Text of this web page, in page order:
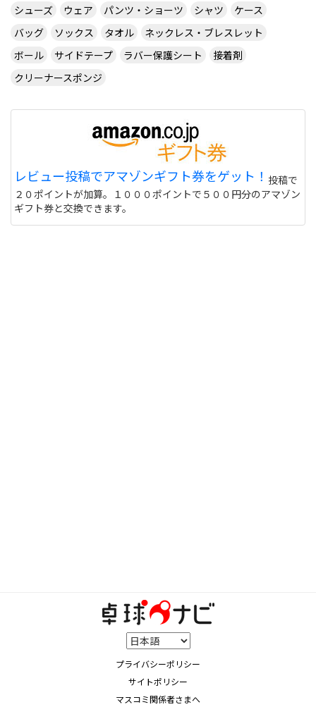
シューズ ウェア パンツ・ショーツ シャツ
ケース
バッグ
ソックス タオル
ネックレス・ブレスレット
ボール
サイドテープ ラバー保護シート
接着剤
クリーナースポンジ
レビュー投稿でアマゾンギフト券をゲット！ 投稿で
２０ポイントが加算。１０００ポイントで５００円分のアマゾン
ギフト券と交換できます。
プライバシーポリシー
サイトポリシー
マスコミ関係者さまへ